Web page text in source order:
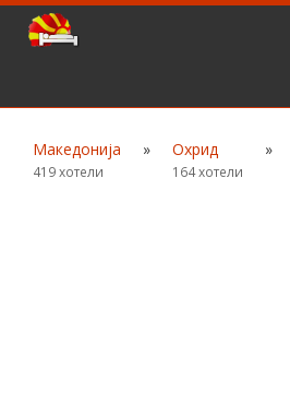
Македонија
419 хотели
» Охрид
164 хотели
»